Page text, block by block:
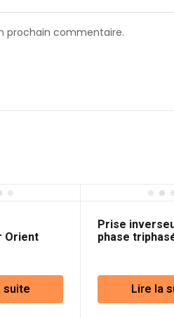
prochain commentaire.
Orient
suite
Prise
phase
Lire la